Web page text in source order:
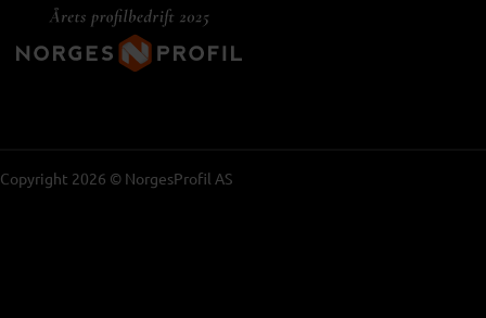
Copyright 2026 © NorgesProfil AS